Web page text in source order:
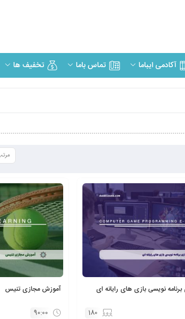
آکادمی ایباما تماس باما تخفیف ها
نویسی بازی های رایانه ای
180
آموزش مجازی تنیس
90:00